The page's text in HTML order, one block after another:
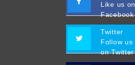
Like us on
Facebook
Twitter
Follow us
on Twitter